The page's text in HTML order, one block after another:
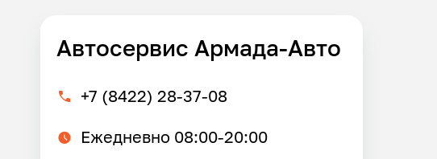
Автосервис Армада-Авто
+7 (8422) 28-37-08
Ежедневно 08:00-20:00